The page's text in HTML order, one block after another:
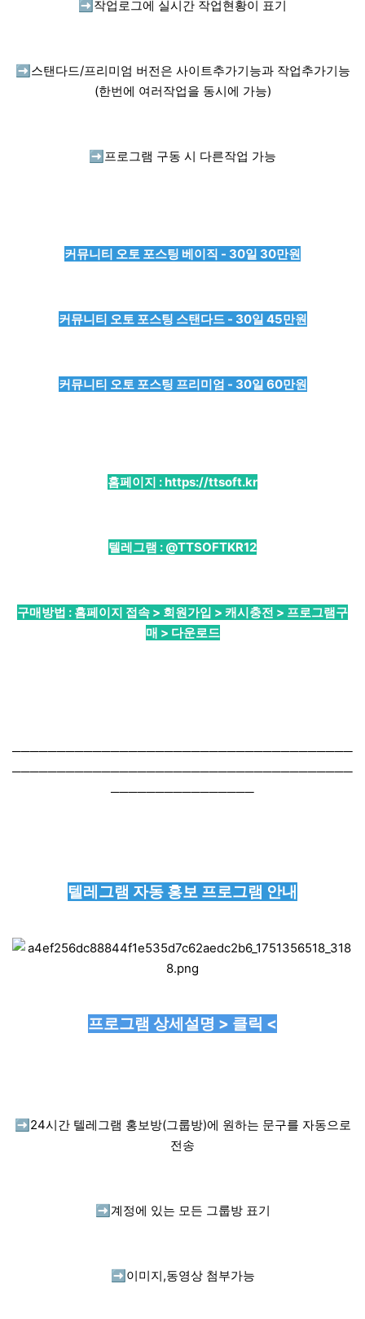
➡️ 작업로그에 실시간 작업현황이 표기
➡️ 스탠다드/프리미엄 버전은 사이트추가기능과 작업추가기능
(한번에 여러작업을 동시에 가능)
➡️ 프로그램 구동 시 다른작업 가능
커뮤니티 오토 포스팅 베이직 - 30일 30만원
커뮤니티 오토 포스팅 스탠다드 - 30일 45만원
커뮤니티 오토 포스팅 프리미엄 - 30일 60만원
홈페이지 :https://ttsoft.kr
텔레그램 : @TTSOFTKR12
구매방법 : 홈페이지 접속 > 회원가입 > 캐시충전 > 프로그램구
매 > 다운로드
──────────────────────────────────────
──────────────────────────────────────
────────────────
텔레그램 자동 홍보 프로그램 안내
프로그램 상세설명 > 클릭 <
➡️ 24시간 텔레그램 홍보방(그룹방)에 원하는 문구를 자동으로
전송
➡️ 계정에 있는 모든 그룹방 표기
➡️ 이미지,동영상 첨부가능